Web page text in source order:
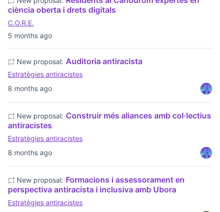
5 months ago
ciència oberta i drets digitals
C.O.R.E.
8 months ago
New proposal: Auditoria antiracista
Estratègies antiracistes
8 months ago
New proposal: Construir més aliances amb col·lectius
antiracistes
Estratègies antiracistes
New proposal: Formacions i assessorament en
perspectiva antiracista i inclusiva amb Ubora
Estratègies antiracistes